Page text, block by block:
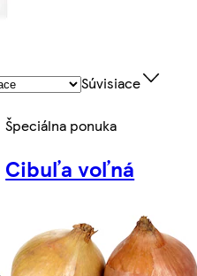
Súvisiace
Špeciálna ponuka
Cibuľa voľná